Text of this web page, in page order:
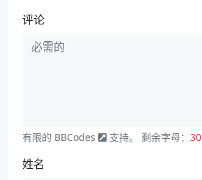
评论
有限的 BBCodes 支持。 剩余字母：30
姓名